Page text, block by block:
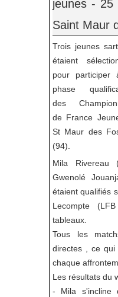
jeunes -
Saint Maur
Trois jeunes
étaient
pour participer
phase
des
de France
St Maur des
(94).
Mila
Gwenolé
étaient qualifiés
Lecompte
tableaux.
Tous les
directes , ce
chaque
Les résultats du
- Mila s'incline